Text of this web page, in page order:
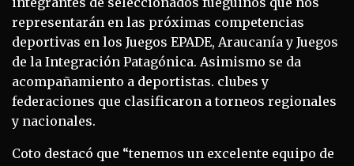
representarán en las próximas competencias
deportivas en los Juegos EPADE, Araucanía y Juegos
de la Integración Patagónica. Asimismo se da
acompañamiento a deportistas. clubes y
federaciones que clasificaron a torneos regionales
y nacionales.
Coto destacó que “tenemos un excelente equipo de